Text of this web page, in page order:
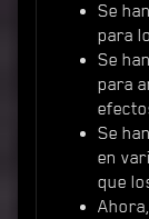
Se
para
Se
para
Se
en
que